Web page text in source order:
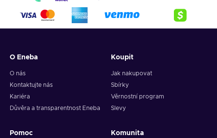
crypto,
5. Enter your wallet address and click on redeem,
Note: You can choose one currency at a time and can only
redeem your whole voucher at once. Once you’ve done that,
you should give it up to 30 minutes for your cryptocurrency
to arrive in your wallet. After that, you can use your new
O Eneba
O nás
Kontaktujte nás
Kariéra
Důvěra a transparentnost Eneba
Koupit
Jak nakupovat
Sbírky
Věrnostní program
Slevy
Pomoc Komunita